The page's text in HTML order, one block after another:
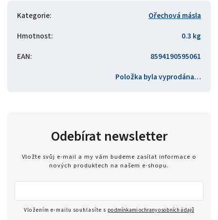
Kategorie:
Ořechová másla
Hmotnost:
0.3 kg
EAN:
8594190595061
Položka byla vyprodána…
Odebírat newsletter
Vložte svůj e-mail a my vám budeme zasílat informace o
nových produktech na našem e-shopu.
Vložením e-mailu souhlasíte s podmínkami ochrany osobních údajů